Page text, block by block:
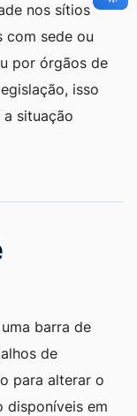
nos sítios
com sede ou
por órgãos de
isso
situação
barra de
de
para alterar o
disponíveis em